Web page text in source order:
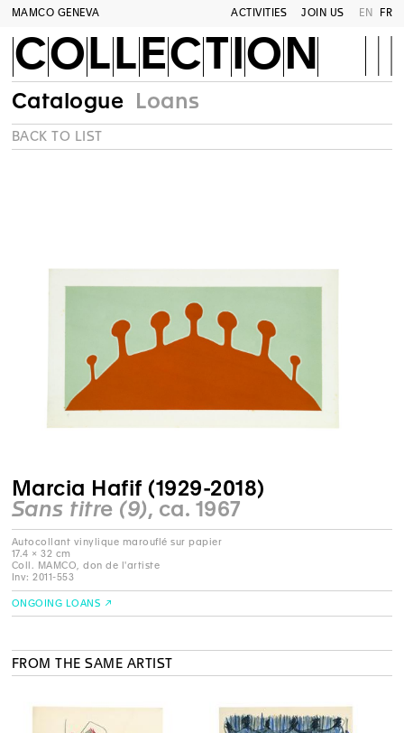
MAMCO GENEVA ACTIVITIES JOIN US EN FR
COLLECTION
Catalogue Loans
BACK TO LIST
Marcia Hafif (1929-2018)
Sans titre (9), ca. 1967
Autocollant vinylique marouflé sur papier
17.4 × 32 cm
Coll. MAMCO, don de l'artiste
Inv: 2011-553
ONGOING LOANS
FROM THE SAME ARTIST